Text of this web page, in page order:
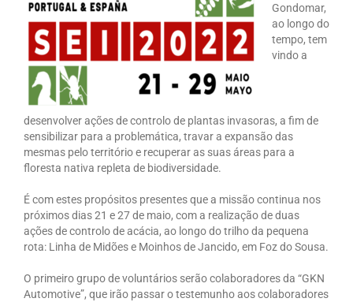
Gondomar,
ao longo do
tempo, tem
vindo a
desenvolver ações de controlo de plantas invasoras, a fim de
sensibilizar para a problemática, travar a expansão das
mesmas pelo território e recuperar as suas áreas para a
floresta nativa repleta de biodiversidade.
É com estes propósitos presentes que a missão continua nos
próximos dias 21 e 27 de maio, com a realização de duas
ações de controlo de acácia, ao longo do trilho da pequena
rota: Linha de Midões e Moinhos de Jancido, em Foz do Sousa.
O primeiro grupo de voluntários serão colaboradores da “GKN
Automotive”, que irão passar o testemunho aos colaboradores